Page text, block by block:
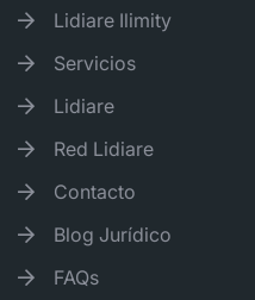
Lidiare Ilimity
Servicios
Lidiare
Red Lidiare
Contacto
Blog Jurídico
FAQs